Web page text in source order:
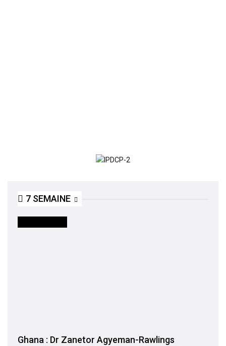
7 SEMAINE
Ghana : Dr Zanetor Agyeman-Rawlings